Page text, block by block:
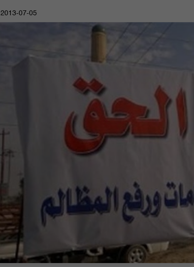
2013-07-05 | 09:32